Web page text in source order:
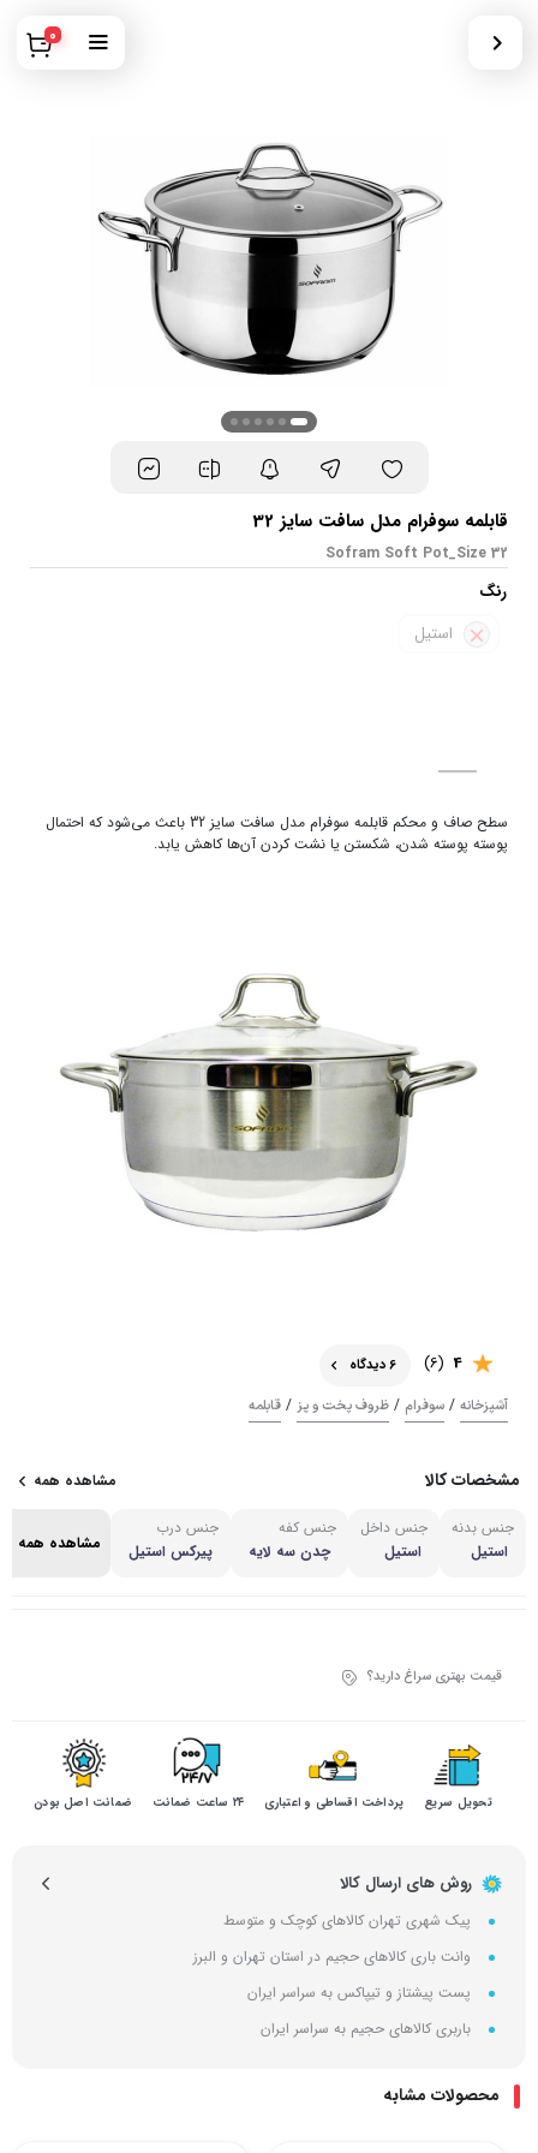
0
قابلمه سوفرام مدل سافت سایز 32
Sofram Soft Pot_Size 32
رنگ
استیل
سطح صاف و محکم قابلمه سوفرام مدل سافت سایز 32 باعث می‌شود که احتمال
پوسته پوسته شدن، شکستن یا نشت‌ کردن آن‌ها کاهش یابد.
4
(6)
6 دیدگاه
آشپزخانه / سوفرام / ظروف پخت و پز / قابلمه
مشخصات کالا مشاهده همه
جنس بدنه
استیل
جنس داخل
استیل
جنس کفه
چدن سه لایه
جنس درب
پیرکس استیل
مشاهده همه
قیمت بهتری سراغ دارید؟
تحویل سریع پرداخت اقساطی و اعتباری ۲۴ ساعت ضمانت ضمانت اصل بودن
روش های ارسال کالا
پیک شهری تهران کالاهای کوچک و متوسط
وانت باری کالاهای حجیم در استان تهران و البرز
پست پیشتاز و تیپاکس به سراسر ایران
باربری کالاهای حجیم به سراسر ایران
محصولات مشابه